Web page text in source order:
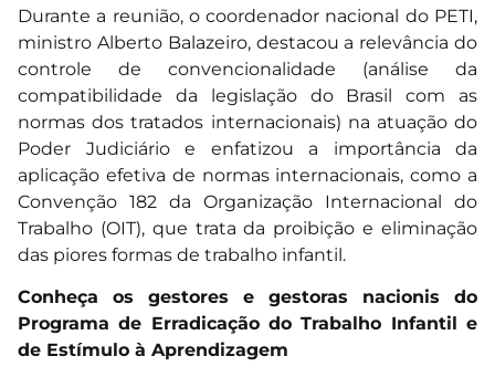
Durante a reunião, o coordenador nacional do PETI,
ministro Alberto Balazeiro, destacou a relevância do
controle de convencionalidade (análise da
compatibilidade da legislação do Brasil com as
normas dos tratados internacionais) na atuação do
Poder Judiciário e enfatizou a importância da
aplicação efetiva de normas internacionais, como a
Convenção 182 da Organização Internacional do
Trabalho (OIT), que trata da proibição e eliminação
das piores formas de trabalho infantil.
Conheça os gestores e gestoras nacionis do
Programa de Erradicação do Trabalho Infantil e
de Estímulo à Aprendizagem